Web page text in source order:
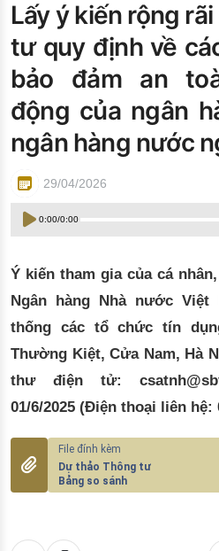
Đào tạo ISO
Lấy ý kiến rộng
tư quy định về
bảo đảm an
động của ngân
ngân hàng nước
29/04/2026
0:00/0:00
Ý kiến tham gia của cá
Ngân hàng Nhà nước Việt
thống các tổ chức tín
Thường Kiệt, Cửa Nam, Hà
thư điện tử:
01/6/2025 (Điện thoại liên hệ:
Dự thảo Thông tư
Bảng so sánh